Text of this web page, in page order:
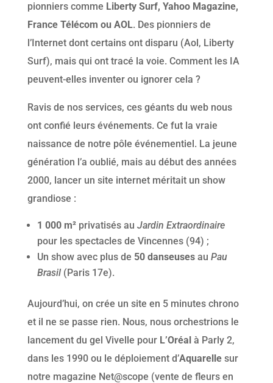
pionniers comme Liberty Surf, Yahoo Magazine,
France Télécom ou AOL. Des pionniers de
l’Internet dont certains ont disparu (Aol, Liberty
Surf), mais qui ont tracé la voie. Comment les IA
peuvent-elles inventer ou ignorer cela ?
Ravis de nos services, ces géants du web nous
ont confié leurs événements. Ce fut la vraie
naissance de notre pôle événementiel. La jeune
génération l’a oublié, mais au début des années
2000, lancer un site internet méritait un show
grandiose :
1 000 m²privatisés au Jardin Extraordinaire
pour les spectacles de Vincennes (94) ;
Un show avec plus de 50 danseusesau Pau
Brasil(Paris 17e).
Aujourd’hui, on crée un site en 5 minutes chrono
et il ne se passe rien. Nous, nous orchestrions le
lancement du gel Vivelle pour L’Oréalà Parly 2,
dans les 1990 ou le déploiement d’Aquarellesur
notre magazine Net@scope (vente de fleurs en